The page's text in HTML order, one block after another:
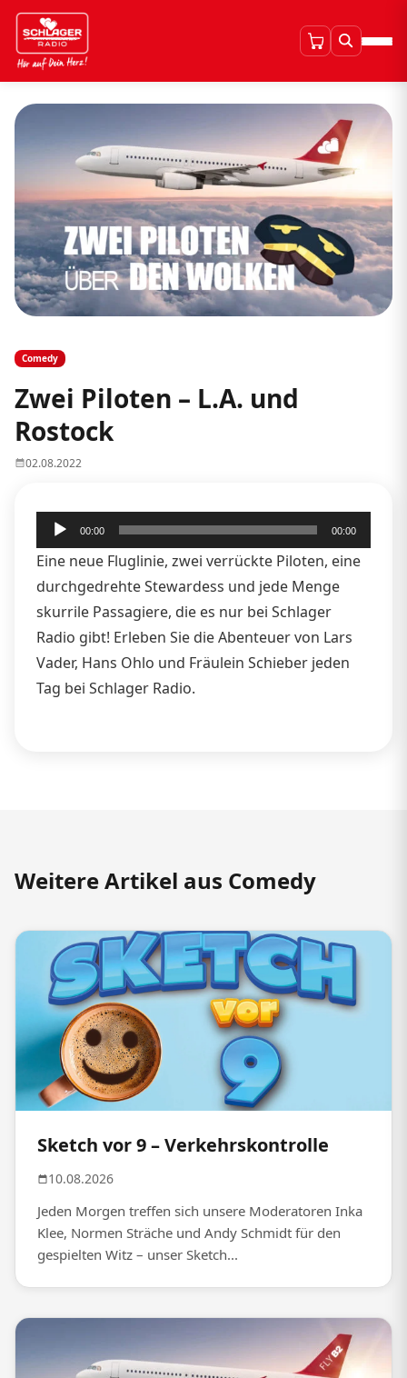
Comedy
Zwei Piloten – L.A. und
Rostock
02.08.2022
Audio-
Player
00:00 00:00
Eine neue Fluglinie, zwei verrückte Piloten, eine
durchgedrehte Stewardess und jede Menge
skurrile Passagiere, die es nur bei Schlager
Radio gibt! Erleben Sie die Abenteuer von Lars
Vader, Hans Ohlo und Fräulein Schieber jeden
Tag bei Schlager Radio.
Weitere Artikel aus Comedy
Sketch vor 9 – Verkehrskontrolle
10.08.2026
Jeden Morgen treffen sich unsere Moderatoren Inka
Klee, Normen Sträche und Andy Schmidt für den
gespielten Witz – unser Sketch...